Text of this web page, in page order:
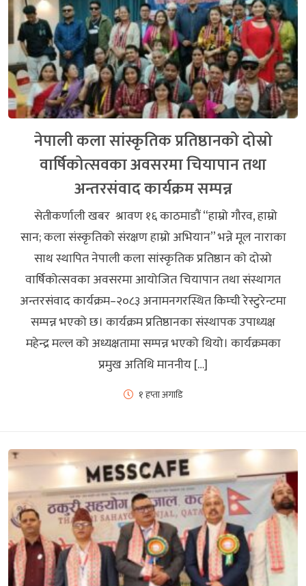
नेपाली कला सांस्कृतिक प्रतिष्ठानको दोस्रो
वार्षिकोत्सवका अवसरमा चियापान तथा
अन्तरसंवाद कार्यक्रम सम्पन्न
सेतीकर्णाली खबर श्रावण १६ काठमाडौं “हाम्रो गौरव, हाम्रो
सान; कला संस्कृतिको संरक्षण हाम्रो अभियान” भन्ने मूल नाराका
साथ स्थापित नेपाली कला सांस्कृतिक प्रतिष्ठान को दोस्रो
वार्षिकोत्सवका अवसरमा आयोजित चियापान तथा संस्थागत
अन्तरसंवाद कार्यक्रम–२०८३ अनामनगरस्थित किम्ची रेस्टुरेन्टमा
सम्पन्न भएको छ। कार्यक्रम प्रतिष्ठानका संस्थापक उपाध्यक्ष
महेन्द्र मल्ल को अध्यक्षतामा सम्पन्न भएको थियो। कार्यक्रमका
प्रमुख अतिथि माननीय […]
१ हप्ता अगाडि